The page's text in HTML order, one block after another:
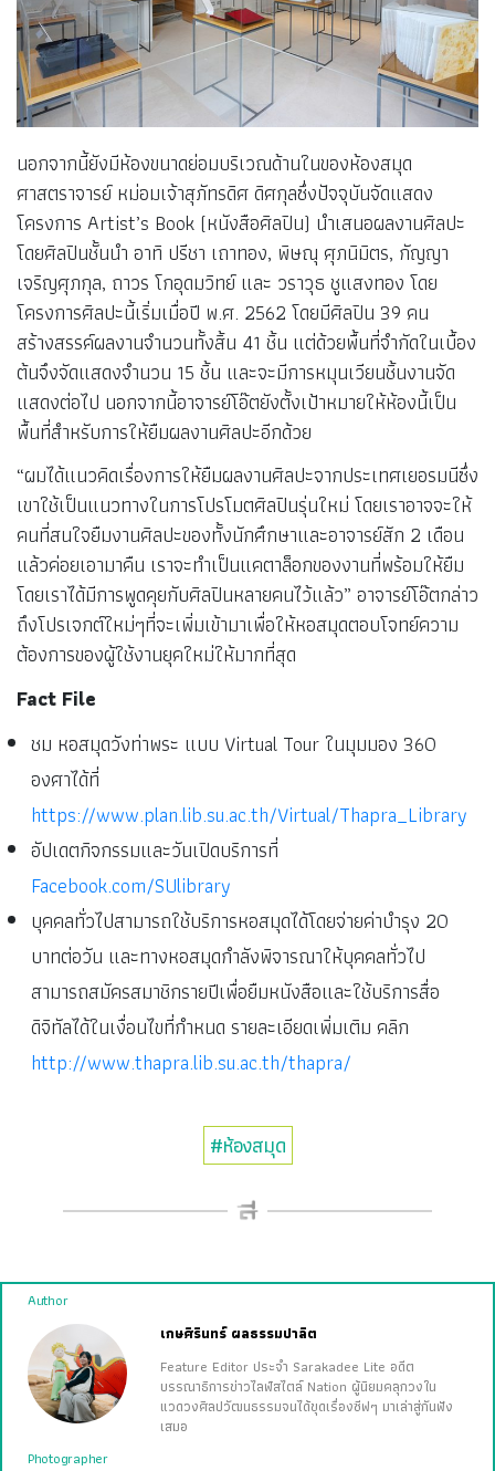
นอกจากนี้ยังมีห้องขนาดย่อมบริเวณด้านในของห้องสมุด
ศาสตราจารย์ หม่อมเจ้าสุภัทรดิศ ดิศกุลซึ่งปัจจุบันจัดแสดง
โครงการ Artist’s Book (หนังสือศิลปิน) นำเสนอผลงานศิลปะ
โดยศิลปินชั้นนำ อาทิ ปรีชา เถาทอง, พิษณุ ศุภนิมิตร, กัญญา
เจริญศุภกุล, ถาวร โกอุดมวิทย์ และ วราวุธ ชูแสงทอง โดย
โครงการศิลปะนี้เริ่มเมื่อปี พ.ศ. 2562 โดยมีศิลปิน 39 คน
สร้างสรรค์ผลงานจำนวนทั้งสิ้น 41 ชิ้น แต่ด้วยพื้นที่จำกัดในเบื้อง
ต้นจึงจัดแสดงจำนวน 15 ชิ้น และจะมีการหมุนเวียนชิ้นงานจัด
แสดงต่อไป นอกจากนี้อาจารย์โอ๊ตยังตั้งเป้าหมายให้ห้องนี้เป็น
พื้นที่สำหรับการให้ยืมผลงานศิลปะอีกด้วย
“ผมได้แนวคิดเรื่องการให้ยืมผลงานศิลปะจากประเทศเยอรมนีซึ่ง
เขาใช้เป็นแนวทางในการโปรโมตศิลปินรุ่นใหม่ โดยเราอาจจะให้
คนที่สนใจยืมงานศิลปะของทั้งนักศึกษาและอาจารย์สัก 2 เดือน
แล้วค่อยเอามาคืน เราจะทำเป็นแคตาล็อกของงานที่พร้อมให้ยืม
โดยเราได้มีการพูดคุยกับศิลปินหลายคนไว้แล้ว” อาจารย์โอ๊ตกล่าว
ถึงโปรเจกต์ใหม่ๆที่จะเพิ่มเข้ามาเพื่อให้หอสมุดตอบโจทย์ความ
ต้องการของผู้ใช้งานยุคใหม่ให้มากที่สุด
Fact File
ชม หอสมุดวังท่าพระ แบบ Virtual Tour ในมุมมอง 360
องศาได้ที่
https://www.plan.lib.su.ac.th/Virtual/Thapra_Library
อัปเดตกิจกรรมและวันเปิดบริการที่
Facebook.com/SUlibrary
บุคคลทั่วไปสามารถใช้บริการหอสมุดได้โดยจ่ายค่าบำรุง 20
บาทต่อวัน และทางหอสมุดกำลังพิจารณาให้บุคคลทั่วไป
สามารถสมัครสมาชิกรายปีเพื่อยืมหนังสือและใช้บริการสื่อ
ดิจิทัลได้ในเงื่อนไขที่กำหนด รายละเอียดเพิ่มเติม คลิก
http://www.thapra.lib.su.ac.th/thapra/
#ห้องสมุด
Author
เกษศิรินทร์ ผลธรรมปาลิต
Feature Editor ประจำ Sarakadee Lite อดีต
บรรณาธิการข่าวไลฟ์สไตล์ Nation ผู้นิยมคลุกวงใน
แวดวงศิลปวัฒนธรรมจนได้ขุดเรื่องซีฟๆ มาเล่าสู่กันฟัง
เสมอ
Photographer